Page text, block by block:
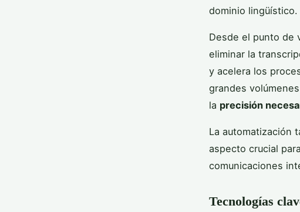
dominio lingüístico.
Desde el punto de
eliminar la
y acelera los
grandes
la precisión
La automatización
aspecto crucial
comunicaciones
Tecnologías